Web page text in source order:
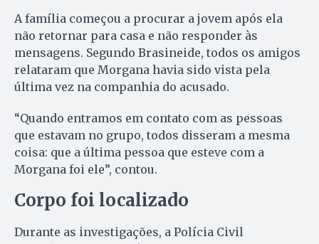
A família começou a procurar a jovem após ela
não retornar para casa e não responder às
mensagens. Segundo Brasineide, todos os amigos
relataram que Morgana havia sido vista pela
última vez na companhia do acusado.
“Quando entramos em contato com as pessoas
que estavam no grupo, todos disseram a mesma
coisa: que a última pessoa que esteve com a
Morgana foi ele”, contou.
Corpo foi localizado
Durante as investigações, a Polícia Civil